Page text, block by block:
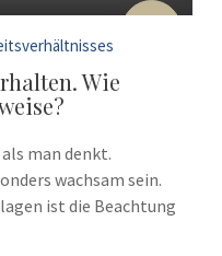
10
Wie
man denkt.
wachsam sein.
ist die Beachtung